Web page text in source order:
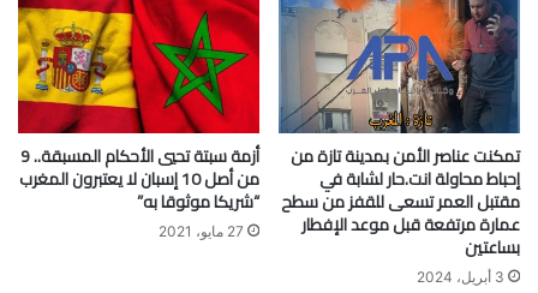
تمكنت عناصر الأمن بمدينة تازة من
إحباط محاولة انت.حار لشابة في
مقتبل العمر تسعى للقفز من سطح
عمارة مرتفعة قبل موعد الإفطار
بساعتين
3 أبريل، 2024
أزمة سبتة تحيي الأحكام المسبقة.. 9
من أصل 10 إسبان لا يعتبرون المغرب
“شريكا موثوقا به”
27 مايو، 2021